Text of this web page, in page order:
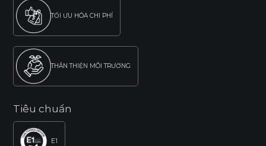
TỐI ƯU HÓA CHI PHÍ
THÂN THIỆN MÔI TRƯỜNG
Tiêu chuẩn
E1